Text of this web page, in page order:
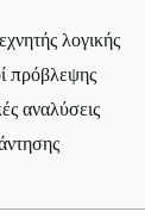
λογικής
πρόβλεψης
αναλύσεις